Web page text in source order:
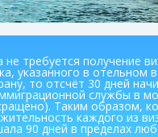
требуется получение
указанного в отельном
то отсчёт 30 дней
службы в
Таким образом,
каждого из
90 дней в пределах